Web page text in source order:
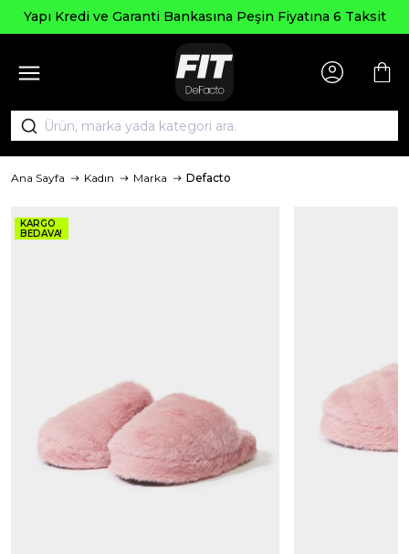
Yapı Kredi ve Garanti Bankasına Peşin Fiyatına 6 Taksit
Ana Sayfa Kadın Marka Defacto
KARGO
BEDAVA!